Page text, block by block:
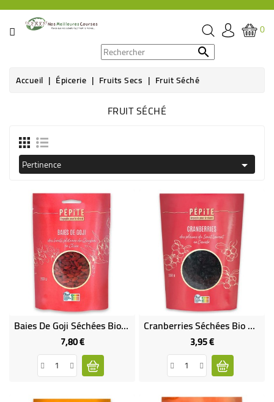
CATÉGORIE
ÉPICERIE
BOISSON
SOINS
SANTÉ
BIEN-
CULTUREL
0

Accueil Épicerie Fruits Secs Fruit Séché
FRUIT SÉCHÉ
Pertinence 
Baies De Goji Séchées Bio De Chine
7,80 €Prix
Cranberries Séchées Bio Du Québec
3,95 €Prix